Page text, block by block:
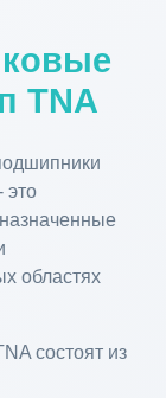
TNA
это
областях
состоят из